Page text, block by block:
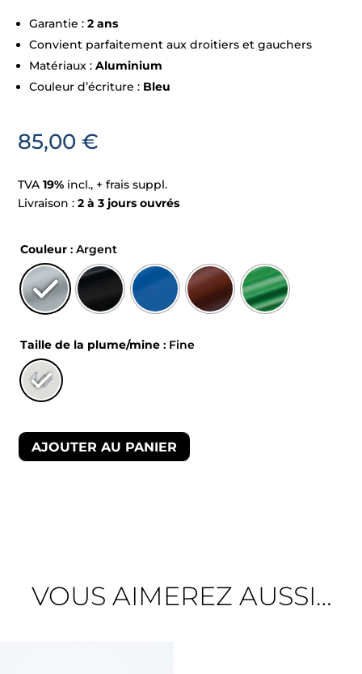
Garantie :2 ans
Convient parfaitement aux droitiers et gauchers
Matériaux :Aluminium
Couleur d’écriture : Bleu
85,00€
TVA19% incl., + frais suppl.
Livraison :2 à 3 jours ouvrés
Couleur : Argent
Taille de la plume/mine : Fine
AJOUTER AU PANIER
VOUS AIMEREZ AUSSI…